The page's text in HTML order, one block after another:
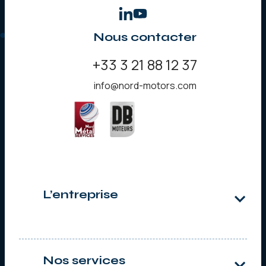
Nous contacter
+33 3 21 88 12 37
info@nord-motors.com
L’entreprise
Notre histoire
Nos services